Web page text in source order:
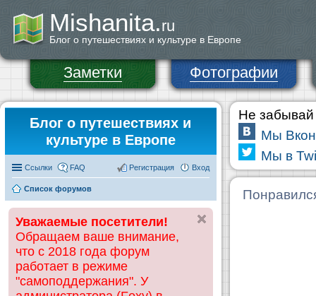
Mishanita.ru
Блог о путешествиях и культуре в Европе
Заметки Фотографии
Блог о путешествиях и
культуре в Европе
Ссылки FAQ Вход
Регистрация
Список форумов
Уважаемые посетители!
Обращаем ваше внимание,
что с 2018 года форум
работает в режиме
"самоподдержания". У
Не забывай
Мы
Мы в